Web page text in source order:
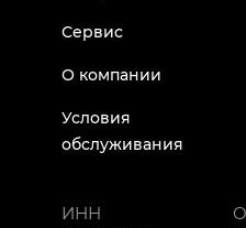
Сервис
О компании
Условия
обслуживания
ИНН